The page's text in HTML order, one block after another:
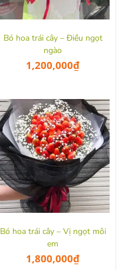
Bó hoa trái cây – Điều ngọt
ngào
1,200,000₫
Bó hoa trái cây – Vị ngọt môi
em
1,800,000₫